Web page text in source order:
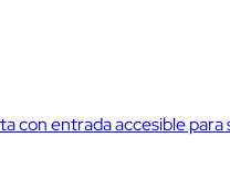
con entrada accesible